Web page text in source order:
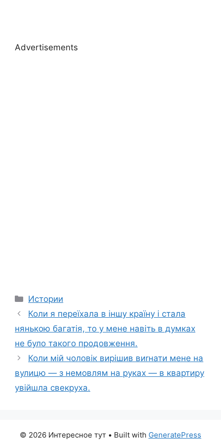
Advertisements
Categories
Истории
Коли я переїхала в іншу країну і стала
нянькою багатія, то у мене навіть в думках
не було такого продовження.
Коли мій чоловік вирішив виrнати мене на
вулицю — з немовлям на руках — в квартиру
увійшла свекруха.
© 2026 Интересное тут • Built with GeneratePress